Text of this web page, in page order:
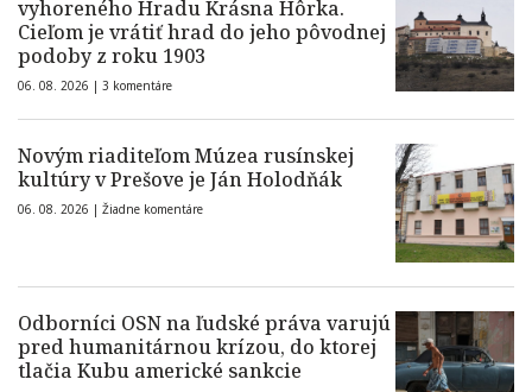
vyhoreného Hradu Krásna Hôrka.
Cieľom je vrátiť hrad do jeho pôvodnej
podoby z roku 1903
06. 08. 2026 | 3 komentáre
Novým riaditeľom Múzea rusínskej
kultúry v Prešove je Ján Holodňák
06. 08. 2026 | Žiadne komentáre
Odborníci OSN na ľudské práva varujú
pred humanitárnou krízou, do ktorej
tlačia Kubu americké sankcie